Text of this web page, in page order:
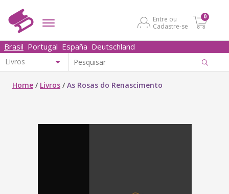
Entre ou
Cadastre-se
0
Brasil Portugal España Deutschland
Home / Livros /As Rosas do Renascimento